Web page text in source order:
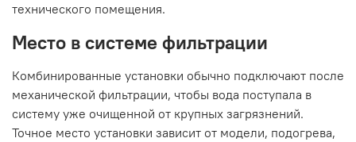
технического помещения.
Место в системе фильтрации
Комбинированные установки обычно подключают после
механической фильтрации, чтобы вода поступала в
систему уже очищенной от крупных загрязнений.
Точное место установки зависит от модели, подогрева,